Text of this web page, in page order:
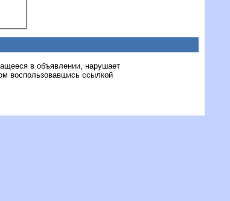
в объявлении, нарушает
воспользовавшись ссылкой